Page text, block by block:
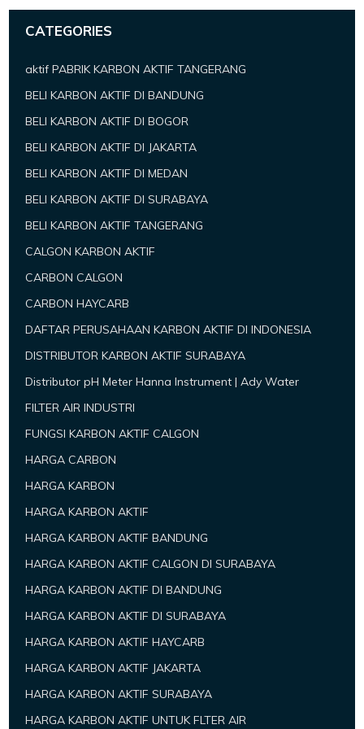
CATEGORIES
aktif PABRIK KARBON AKTIF TANGERANG
BELI KARBON AKTIF DI BANDUNG
BELI KARBON AKTIF DI BOGOR
BELI KARBON AKTIF DI JAKARTA
BELI KARBON AKTIF DI MEDAN
BELI KARBON AKTIF DI SURABAYA
BELI KARBON AKTIF TANGERANG
CALGON KARBON AKTIF
CARBON CALGON
CARBON HAYCARB
DAFTAR PERUSAHAAN KARBON AKTIF DI INDONESIA
DISTRIBUTOR KARBON AKTIF SURABAYA
Distributor pH Meter Hanna Instrument | Ady Water
FILTER AIR INDUSTRI
FUNGSI KARBON AKTIF CALGON
HARGA CARBON
HARGA KARBON
HARGA KARBON AKTIF
HARGA KARBON AKTIF BANDUNG
HARGA KARBON AKTIF CALGON DI SURABAYA
HARGA KARBON AKTIF DI BANDUNG
HARGA KARBON AKTIF DI SURABAYA
HARGA KARBON AKTIF HAYCARB
HARGA KARBON AKTIF JAKARTA
HARGA KARBON AKTIF SURABAYA
HARGA KARBON AKTIF UNTUK FLTER AIR